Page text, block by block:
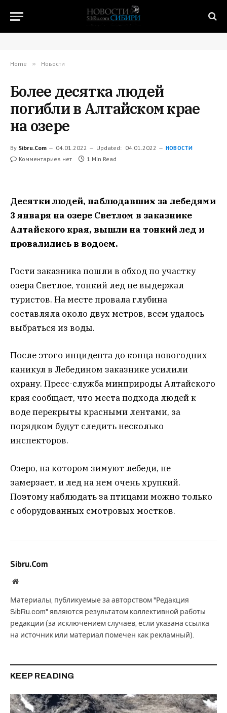
Home » Новости
Более десятка людей
погибли в Алтайском крае
на озере
By Sibru.Com 04.01.2022 Updated: 04.01.2022 НОВОСТИ
Комментариев нет 1 Min Read
Десятки людей, наблюдавших за лебедями
3 января на озере Светлом в заказнике
Алтайского края, вышли на тонкий лед и
провалились в водоем.
Гости заказника пошли в обход по участку
озера Светлое, тонкий лед не выдержал
туристов. На месте провала глубина
составляла около двух метров, всем удалось
выбраться из воды.
После этого инцидента до конца новогодних
каникул в Лебедином заказнике усилили
охрану. Пресс-служба минприроды Алтайского
края сообщает, что места подхода людей к
воде перекрыты красными лентами, за
порядком будут следить несколько
инспекторов.
Озеро, на котором зимуют лебеди, не
замерзает, и лед на нем очень хрупкий.
Поэтому наблюдать за птицами можно только
с оборудованных смотровых мостков.
Sibru.Com
Website
Материалы, публикуемые за авторством "Редакция
SibRu.com" являются результатом коллективной работы
редакции (за исключением случаев, если указана ссылка
на источник или материал помечен как рекламный).
KEEP READING